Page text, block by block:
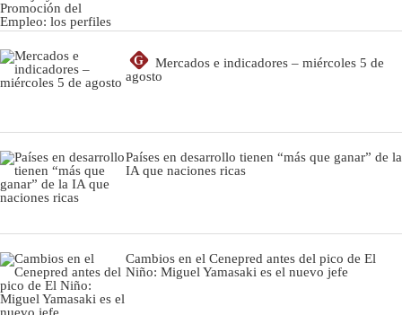
G
Mercados e indicadores – miércoles 5 de
agosto
Países en desarrollo tienen “más que ganar” de la
IA que naciones ricas
Cambios en el Cenepred antes del pico de El
Niño: Miguel Yamasaki es el nuevo jefe